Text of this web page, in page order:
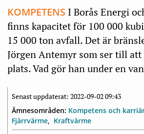
KOMPETENS I Borås Energi
finns kapacitet för 100 000
15 000 ton avfall. Det är
Jörgen Antemyr som ser till
plats. Vad gör han under en
Senast uppdaterat: 2022-09-02 09:43
Ämnesområden: Kompetens och
Fjärrvärme
Kraftvärme